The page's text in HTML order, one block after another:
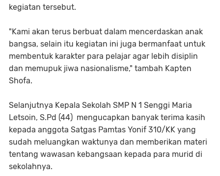
kegiatan tersebut.
"Kami akan terus berbuat dalam mencerdaskan anak
bangsa, selain itu kegiatan ini juga bermanfaat untuk
membentuk karakter para pelajar agar lebih disiplin
dan memupuk jiwa nasionalisme," tambah Kapten
Shofa.
Selanjutnya Kepala Sekolah SMP N 1 Senggi Maria
Letsoin, S.Pd (44) mengucapkan banyak terima kasih
kepada anggota Satgas Pamtas Yonif 310/KK yang
sudah meluangkan waktunya dan memberikan materi
tentang wawasan kebangsaan kepada para murid di
sekolahnya.